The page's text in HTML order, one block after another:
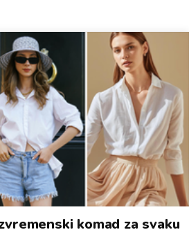
komad za svaku